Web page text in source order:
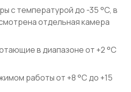
с температурой до -35 °C, в
отдельная камера
в диапазоне от +2 °С
работы от +8 °С до +15